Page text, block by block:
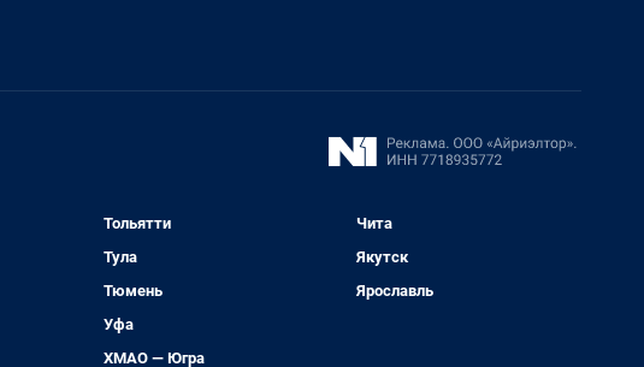
Тольятти
Тула
Тюмень
Уфа
ХМАО — Югра
Чита
Якутск
Ярославль